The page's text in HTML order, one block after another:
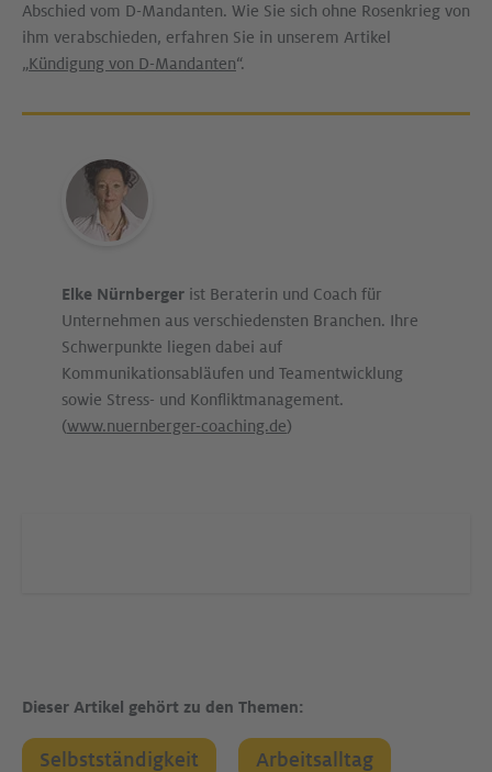
Abschied vom D-Mandanten. Wie Sie sich ohne Rosenkrieg von
ihm verabschieden, erfahren Sie in unserem Artikel
„Kündigung von D-Mandanten“.
Elke Nürnberger ist Beraterin und Coach für
Unternehmen aus verschiedensten Branchen. Ihre
Schwerpunkte liegen dabei auf
Kommunikationsabläufen und Teamentwicklung
sowie Stress- und Konfliktmanagement.
(www.nuernberger-coaching.de)
Dieser Artikel gehört zu den Themen:
Selbstständigkeit Arbeitsalltag